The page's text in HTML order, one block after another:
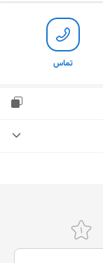
تماس